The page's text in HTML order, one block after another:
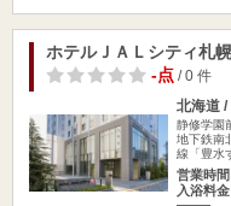
ホテルＪＡＬシティ札
-点/ 0 件
北海道
静修学園
地下鉄南
線「豊水
営業時間
入浴料金